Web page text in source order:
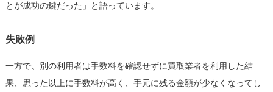
とが成功の鍵だった」と語っています。
失敗例
一方で、別の利用者は手数料を確認せずに買取業者を利用した結
果、思った以上に手数料が高く、手元に残る金額が少なくなってし